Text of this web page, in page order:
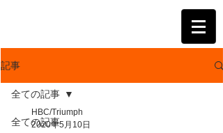
記事
全ての記事
全ての記事
HBC/Triumph
2020年5月10日